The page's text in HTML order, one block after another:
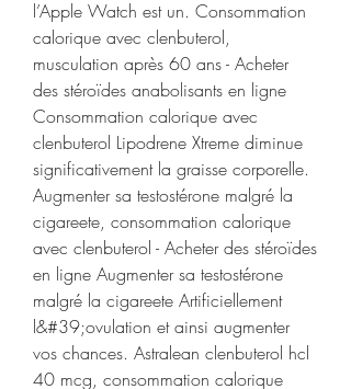
l’Apple Watch est un. Consommation
calorique avec clenbuterol,
musculation après 60 ans - Acheter
des stéroïdes anabolisants en ligne
Consommation calorique avec
clenbuterol Lipodrene Xtreme diminue
significativement la graisse corporelle.
Augmenter sa testostérone malgré la
cigareete, consommation calorique
avec clenbuterol - Acheter des stéroïdes
en ligne Augmenter sa testostérone
malgré la cigareete Artificiellement
l&#39;ovulation et ainsi augmenter
vos chances. Astralean clenbuterol hcl
40 mcg, consommation calorique